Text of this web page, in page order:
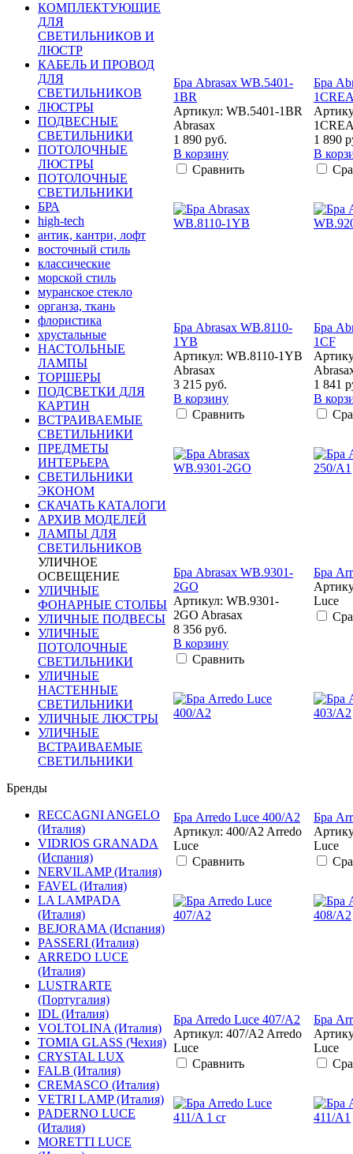
КОМПЛЕКТУЮЩИЕ
ДЛЯ
СВЕТИЛЬНИКОВ И
ЛЮСТР
КАБЕЛЬ И ПРОВОД
ДЛЯ
СВЕТИЛЬНИКОВ
ЛЮСТРЫ
ПОДВЕСНЫЕ
СВЕТИЛЬНИКИ
ПОТОЛОЧНЫЕ
ЛЮСТРЫ
ПОТОЛОЧНЫЕ
СВЕТИЛЬНИКИ
БРА
high-tech
антик, кантри, лофт
восточный стиль
классические
морской стиль
муранское стекло
органза, ткань
флористика
хрустальные
НАСТОЛЬНЫЕ
ЛАМПЫ
ТОРШЕРЫ
ПОДСВЕТКИ ДЛЯ
КАРТИН
ВСТРАИВАЕМЫЕ
СВЕТИЛЬНИКИ
ПРЕДМЕТЫ
ИНТЕРЬЕРА
СВЕТИЛЬНИКИ
ЭКОНОМ
СКАЧАТЬ КАТАЛОГИ
АРХИВ МОДЕЛЕЙ
ЛАМПЫ ДЛЯ
СВЕТИЛЬНИКОВ
УЛИЧНОЕ
ОСВЕЩЕНИЕ
УЛИЧНЫЕ
ФОНАРНЫЕ СТОЛБЫ
УЛИЧНЫЕ ПОДВЕСЫ
УЛИЧНЫЕ
ПОТОЛОЧНЫЕ
СВЕТИЛЬНИКИ
УЛИЧНЫЕ
НАСТЕННЫЕ
СВЕТИЛЬНИКИ
УЛИЧНЫЕ ЛЮСТРЫ
УЛИЧНЫЕ
ВСТРАИВАЕМЫЕ
СВЕТИЛЬНИКИ
Бренды
RECCAGNI ANGELO
(Италия)
VIDRIOS GRANADA
(Испания)
NERVILAMP (Италия)
FAVEL (Италия)
LA LAMPADA
(Италия)
BEJORAMA (Испания)
PASSERI (Италия)
ARREDO LUCE
(Италия)
LUSTRARTE
(Португалия)
IDL (Италия)
VOLTOLINA (Италия)
TOMIA GLASS (Чехия)
CRYSTAL LUX
FALB (Италия)
CREMASCO (Италия)
VETRI LAMP (Италия)
PADERNO LUCE
(Италия)
MORETTI LUCE
Бра Abrasax WB.5401-
1BR
Артикул: WB.5401-1BR
Abrasax
1 890 руб.
В корзину
Сравнить
Бра
1 890
В
Бра Abrasax WB.8110-
1YB
Артикул: WB.8110-1YB
Abrasax
3 215 руб.
В корзину
Сравнить
Бра
1CF
1 841
В
Бра Abrasax WB.9301-
2GO
Артикул: WB.9301-
2GO Abrasax
8 356 руб.
В корзину
Сравнить
Бра
Luce
Бра Arredo Luce 400/A2
Артикул: 400/A2 Arredo
Luce
Сравнить
Бра
Luce
Бра Arredo Luce 407/A2
Артикул: 407/A2 Arredo
Luce
Сравнить
Бра
Luce